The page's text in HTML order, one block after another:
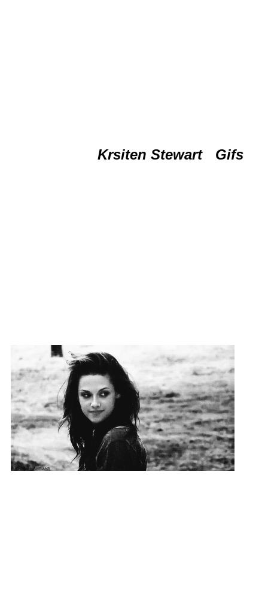
Krsiten Stewart Gifs